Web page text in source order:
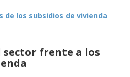
de los subsidios de vivienda
sector frente a los